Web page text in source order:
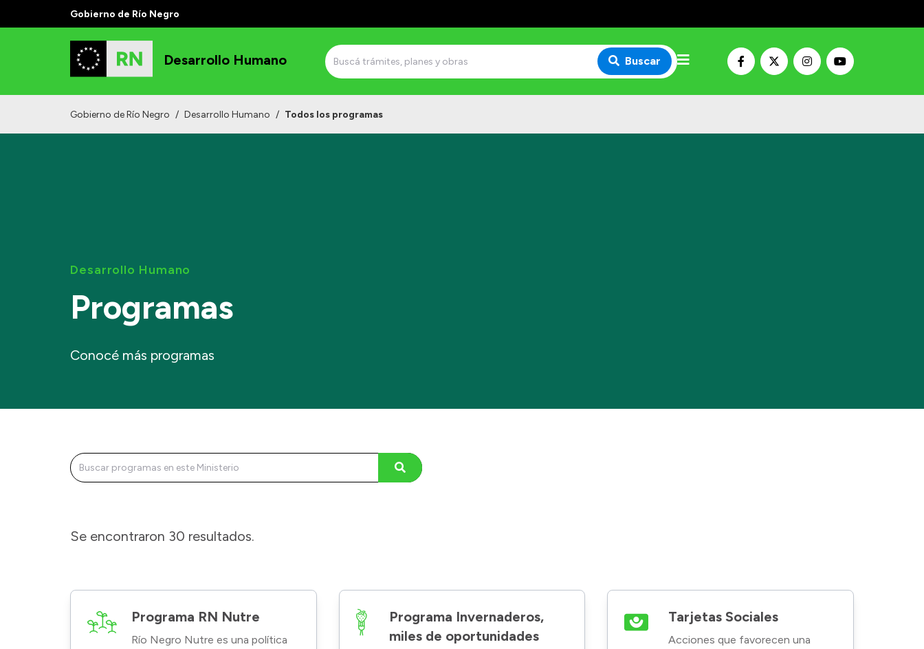
Gobierno de Río Negro
Desarrollo Humano Buscar
Gobierno de Río Negro / Desarrollo Humano / Todos los programas
Desarrollo Humano
Programas
Conocé más programas
Se encontraron 30 resultados.
Programa RN Nutre
Río Negro Nutre es una política
Programa Invernaderos,
miles de oportunidades
Tarjetas Sociales
Acciones que favorecen una